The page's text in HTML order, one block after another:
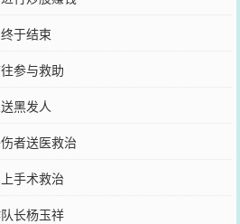
于结束
参与救助
黑发人
者送医救治
手术救治
长杨玉祥